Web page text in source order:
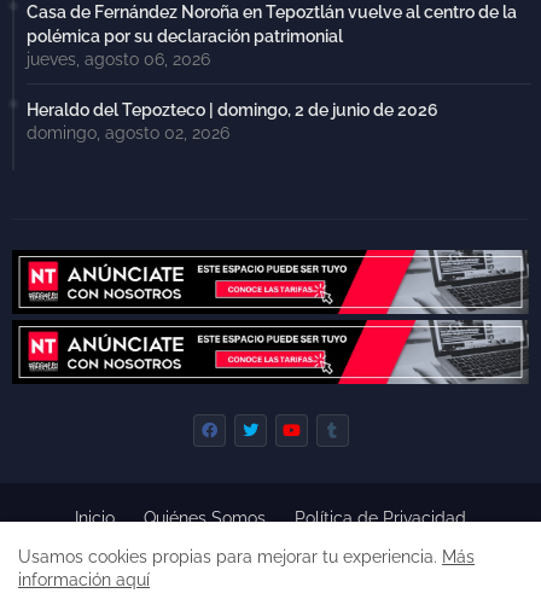
Casa de Fernández Noroña en Tepoztlán vuelve al centro de la
polémica por su declaración patrimonial
jueves, agosto 06, 2026
Heraldo del Tepozteco | domingo, 2 de junio de 2026
domingo, agosto 02, 2026
Inicio Quiénes Somos
Política de Privacidad
Derecho de Réplica
Términos y Condiciones de Uso
Usamos cookies propias para mejorar tu experiencia. Más
información aquí